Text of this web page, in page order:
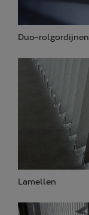
Duo-rolgordijnen
Lamellen